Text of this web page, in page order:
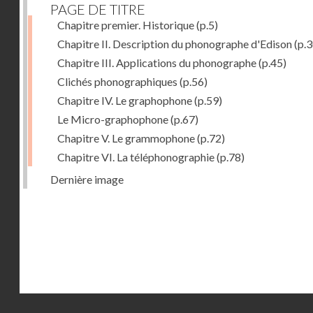
PAGE DE TITRE
Chapitre premier. Historique(p.5)
Chapitre II. Description du phonographe d'Edison
Chapitre III. Applications du phonographe(p.45)
Clichés phonographiques (p.56)
Chapitre IV. Le graphophone(p.59)
Le Micro-graphophone(p.67)
Chapitre V. Le grammophone(p.72)
Chapitre VI. La téléphonographie(p.78)
Dernière image